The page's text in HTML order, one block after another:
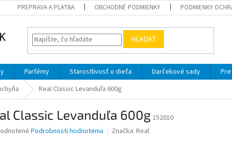
PREPRAVA A PLATBA OBCHODNÉ PODMIENKY PODMIENKY
HĽADAŤ
Parfémy Starostlivosť o dieťa Darčekové sady
Real Classic Levanduľa 600g
Classic Levanduľa 600g 152010
Podrobnosti hodnotenia Značka: Real